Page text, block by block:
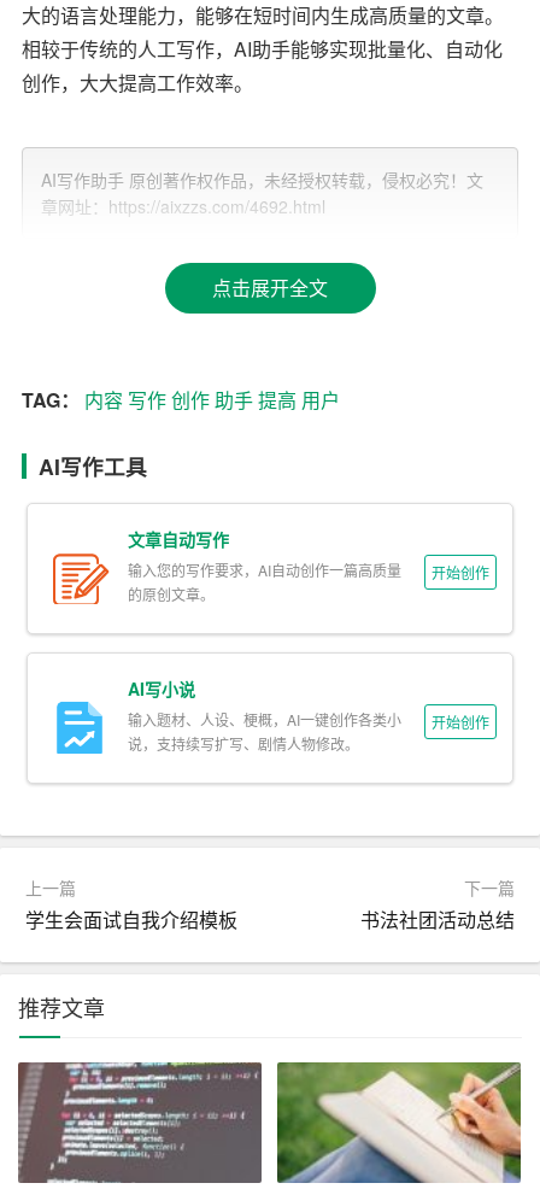
大的语言处理能力，能够在短时间内生成高质量的文章。
相较于传统的人工写作，AI助手能够实现批量化、自动化
创作，大大提高工作效率。
材，如科技、财经、教育、医疗等。用户只需输入关键词
和基本要求，AI助手即可生成相应题材的文章。这为企业
3. 个性化定制：文思AI写作助手支持用户自定义写作风
容吸引力，增强用户粘性。
力，通过不断积累用户反馈和数据，优化算法，提高文章
质量。这意味着用户在使用过程中，可以享受到越来越优
二、文思AI写作助手的应用场景
1. 内容营销：企业可用于撰写产品介绍、软文推广、新闻
稿等，提高品牌知名度和影响力。
2. 教育培训：教师可利用AI助手批量生成教学大纲、课
4. 学术研究：研究人员可借助AI助手整理文献、撰写综
5. 个人写作：用户可用于撰写日记、散文、
生活，表达情感。
三、文思AI写作助手对我国内容产业的影响
1. 提高产业效率：文思AI写作助手的出现，使得内容创作
变得更加高效，有助于我国内容产业实现批量化和自动化
AI写作助手 原创著作权作品，未经授权转载，侵权必究！文
章网址：https://aixzzs.com/4692.html
点击展开全文
TAG： 内容 写作创作助手提高 用户
AI写作工具
文章自动写作
输入您的写作要求，AI自动创作一篇高质量
的原创文章。
开始创作
AI写小说
输入题材、人设、梗概，AI一键创作各类小
说，支持续写扩写、剧情人物修改。
开始创作
上一篇
学生会面试自我介绍模板
下一篇
书法社团活动总结
推荐文章